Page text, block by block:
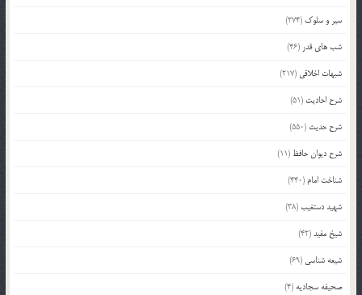
سیر و سلوک (274)
شب های قدر (46)
شبهات اخلاقی (217)
شرح احادیث (51)
شرح حدیث (550)
شرح دیوان حافظ (11)
شناخت امام (440)
شهید دستغیب(38)
شیخ مفید(42)
شیعه شناسی (69)
صحیفه سجادیه (4)